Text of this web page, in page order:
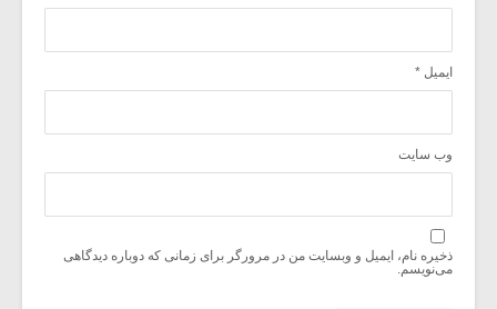
ایمیل *
وب‌ سایت
ذخیره نام، ایمیل و وبسایت من در مرورگر برای زمانی که دوباره دیدگاهی
می‌نویسم.